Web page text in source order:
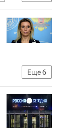
Еще6
Министерство иностранных дел Российской Федерации (МИД РФ)